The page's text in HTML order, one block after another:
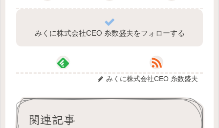
みくに株式会社CEO 糸数盛夫をフォローする
みくに株式会社CEO 糸数盛夫
関連記事